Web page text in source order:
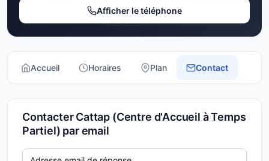
Afficher le téléphone
Accueil Horaires Plan Contact
Contacter Cattap (Centre d'Accueil à Temps
Partiel) par email